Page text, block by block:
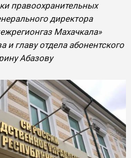
правоохранительных
директора
Махачкала»
и главу отдела абонентского
Абазову